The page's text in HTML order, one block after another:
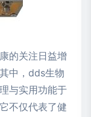
的关注日益增
中，dds生物
与实用功能于
不仅代表了健